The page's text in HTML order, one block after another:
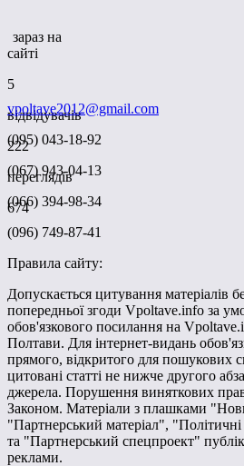
зараз на
сайті
5
відвідувачів
222
переглядів
674
vpoltave2012@gmail.com
(095) 043-18-92
(067) 943-04-13
(066) 394-98-34
(096) 749-87-41
Правила сайту:
Допускається цитування матеріалів
попередньої згоди Vpoltave.info за
обов'язкового посилання на
Полтави. Для інтернет-видань
прямого, відкритого для пошукових
цитовані статті не нижче другого
джерела. Порушення виняткових прав
Законом. Матеріали з плашками
"Партнерський матеріал",
та "Партнерський спецпроект"
реклами.